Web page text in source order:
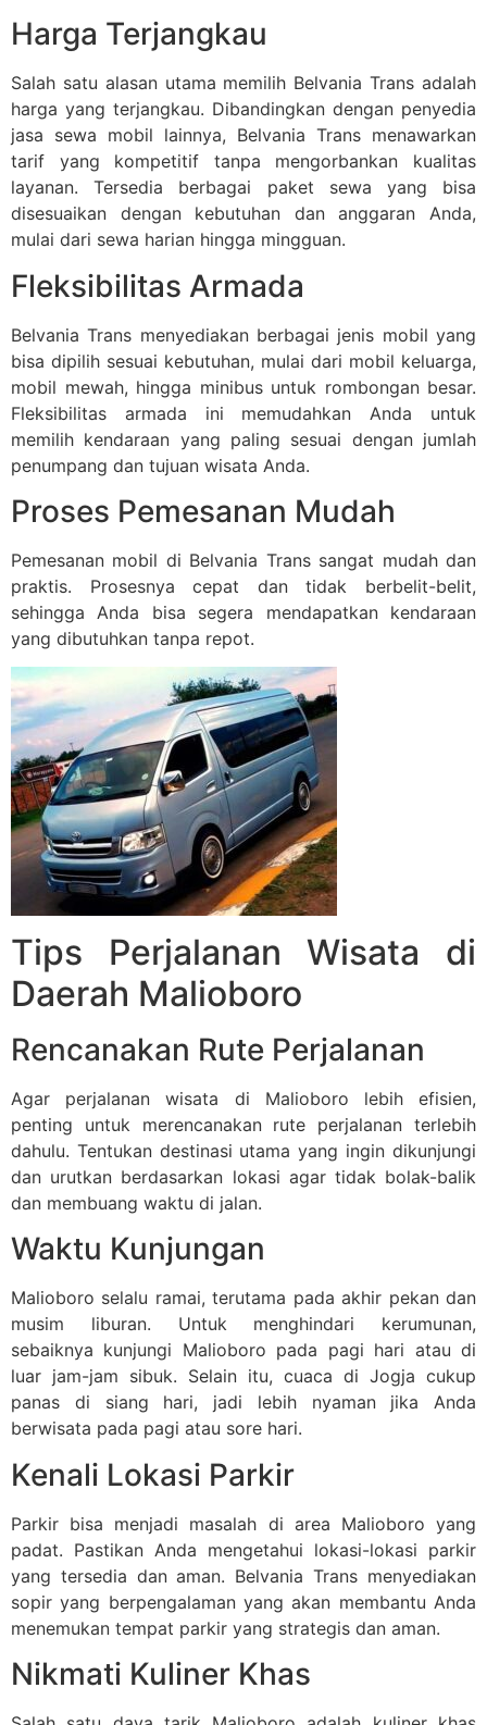
Harga Terjangkau
Salah satu alasan utama memilih Belvania Trans adalah
harga yang terjangkau. Dibandingkan dengan penyedia
jasa sewa mobil lainnya, Belvania Trans menawarkan
tarif yang kompetitif tanpa mengorbankan kualitas
layanan. Tersedia berbagai paket sewa yang bisa
disesuaikan dengan kebutuhan dan anggaran Anda,
mulai dari sewa harian hingga mingguan.
Fleksibilitas Armada
Belvania Trans menyediakan berbagai jenis mobil yang
bisa dipilih sesuai kebutuhan, mulai dari mobil keluarga,
mobil mewah, hingga minibus untuk rombongan besar.
Fleksibilitas armada ini memudahkan Anda untuk
memilih kendaraan yang paling sesuai dengan jumlah
penumpang dan tujuan wisata Anda.
Proses Pemesanan Mudah
Pemesanan mobil di Belvania Trans sangat mudah dan
praktis. Prosesnya cepat dan tidak berbelit-belit,
sehingga Anda bisa segera mendapatkan kendaraan
yang dibutuhkan tanpa repot.
Tips Perjalanan Wisata di
Daerah Malioboro
Rencanakan Rute Perjalanan
Agar perjalanan wisata di Malioboro lebih efisien,
penting untuk merencanakan rute perjalanan terlebih
dahulu. Tentukan destinasi utama yang ingin dikunjungi
dan urutkan berdasarkan lokasi agar tidak bolak-balik
dan membuang waktu di jalan.
Waktu Kunjungan
Malioboro selalu ramai, terutama pada akhir pekan dan
musim liburan. Untuk menghindari kerumunan,
sebaiknya kunjungi Malioboro pada pagi hari atau di
luar jam-jam sibuk. Selain itu, cuaca di Jogja cukup
panas di siang hari, jadi lebih nyaman jika Anda
berwisata pada pagi atau sore hari.
Kenali Lokasi Parkir
Parkir bisa menjadi masalah di area Malioboro yang
padat. Pastikan Anda mengetahui lokasi-lokasi parkir
yang tersedia dan aman. Belvania Trans menyediakan
sopir yang berpengalaman yang akan membantu Anda
menemukan tempat parkir yang strategis dan aman.
Nikmati Kuliner Khas